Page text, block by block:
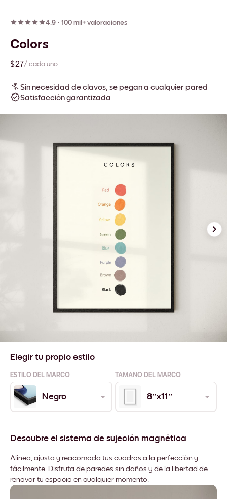
4.9 · 100 mil+ valoraciones
Colors
$27/ cada uno
Sin necesidad de clavos, se pegan a cualquier pared
Satisfacción garantizada
Elegir tu propio estilo
ESTILO DEL MARCO TAMAÑO DEL MARCO
Negro 8''x11''
Descubre el sistema de sujeción magnética
Alinea, ajusta y reacomoda tus cuadros a la perfección y
fácilmente. Disfruta de paredes sin daños y de la libertad de
renovar tu espacio en cualquier momento.